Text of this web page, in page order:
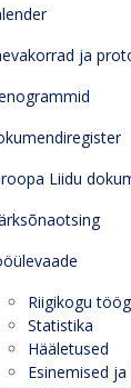
ja
Liidu
Riigikogu
Statistika
Hääletused
Esinemised